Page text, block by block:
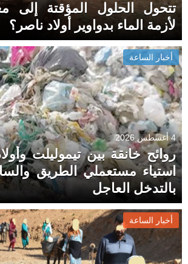
تتحول الحلول المؤقتة إلى
لأزمة الماء بدواوير أولاد ناصر؟
أخبار الساعة
4 أغسطس 2026
روائح خانقة بين تيموليلت
استياء مستعملي الطريق
بالتدخل العاجل
أخبار الساعة